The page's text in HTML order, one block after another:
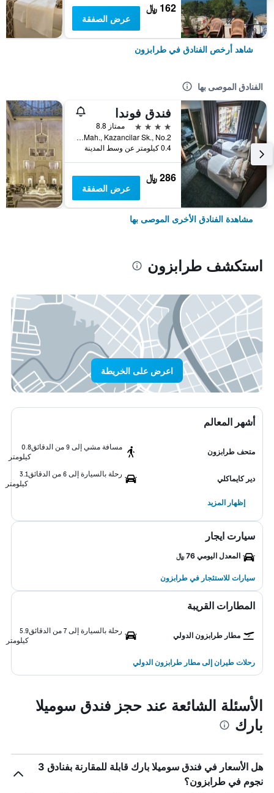
162 ﷼
عرض الصفقة
شاهد أرخص الفنادق في طرابزون
الفنادق الموصى بها
فندق فوندا
4 نجوم
ممتاز 8.8
Carsi Mah., Kazancilar Sk., No.2, طرابزون, تركيا
0.4 كيلومتر عن وسط المدينة
286 ﷼
عرض الصفقة
مشاهدة الفنادق الأخرى الموصى بها
استكشف طرابزون
اعرض على الخريطة
أشهر المعالم
متحف طرابزون
مسافة مشي إلى 9 من الدقائق
0.8
كيلومتر
دير كايماكلي
رحلة بالسيارة إلى 6 من الدقائق
3.1
كيلومتر
إظهار المزيد
سيارت ايجار
المعدل اليومي 76 ﷼
سيارات للاستئجار في طرابزون
المطارات القريبة
مطار طرابزون الدولي
رحلة بالسيارة إلى 7 من الدقائق
5.9
كيلومتر
رحلات طيران إلى مطار طرابزون الدولي
الأسئلة الشائعة عند حجز فندق سوميلا
بارك
هل الأسعار في فندق سوميلا بارك قابلة للمقارنة بفنادق 3
نجوم في طرابزون؟